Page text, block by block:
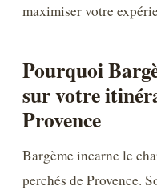
maximiser votre
Pourquoi
sur votre
Provence
Bargème incarne le
perchés de Provence.